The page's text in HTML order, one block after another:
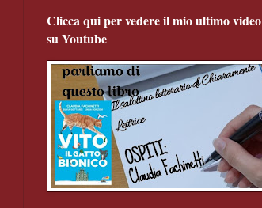
Clicca qui per vedere il mio ultimo video
su Youtube